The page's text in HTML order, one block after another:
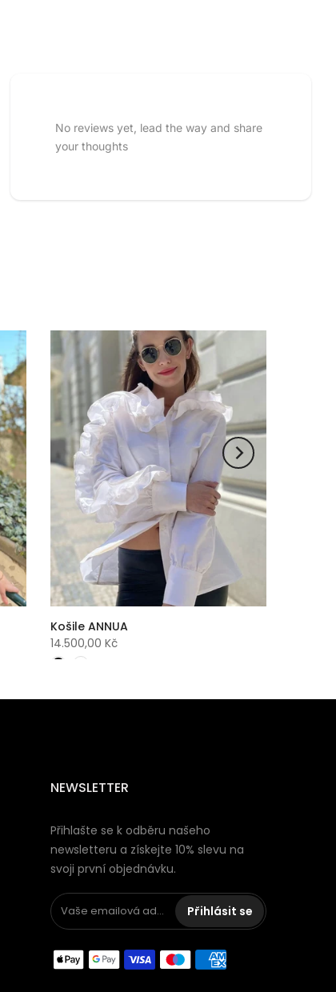
No reviews yet, lead the way and share
your thoughts
Košile ANNUA
14.500,00 Kč
NEWSLETTER
Přihlašte se k odběru našeho
newsletteru a získejte 10% slevu na
svoji první objednávku.
Přihlásit se